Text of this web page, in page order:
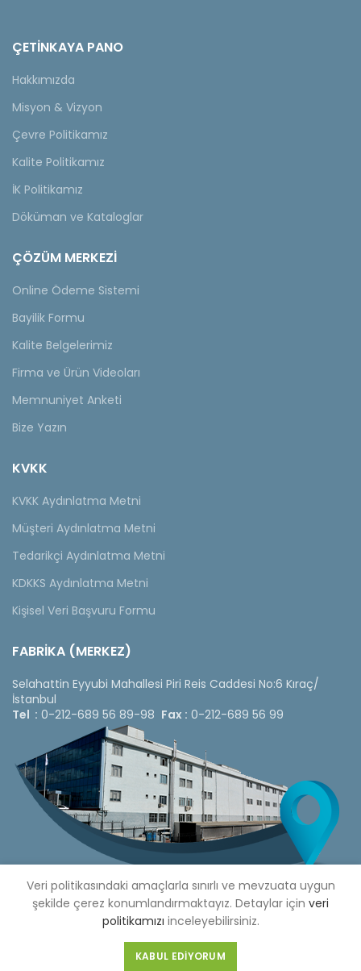
ÇETINKAYA PANO
Hakkımızda
Misyon & Vizyon
Çevre Politikamız
Kalite Politikamız
İK Politikamız
Döküman ve Kataloglar
ÇÖZÜM MERKEZİ
Online Ödeme Sistemi
Bayilik Formu
Kalite Belgelerimiz
Firma ve Ürün Videoları
Memnuniyet Anketi
Bize Yazın
KVKK
KVKK Aydınlatma Metni
Müşteri Aydınlatma Metni
Tedarikçi Aydınlatma Metni
KDKKS Aydınlatma Metni
Kişisel Veri Başvuru Formu
FABRİKA (MERKEZ)
Selahattin Eyyubi Mahallesi Piri Reis Caddesi No:6 Kıraç/
İstanbul
Tel : 0-212-689 56 89-98 Fax : 0-212-689 56 99
Copyright © 2020 Çetinkaya Pano |Çetinkaya Pano Fiyat
Listesi
Veri politikasındaki amaçlarla sınırlı ve mevzuata uygun
şekilde çerez konumlandırmaktayız. Detaylar için veri
politikamızı inceleyebilirsiniz.
KABUL EDIYORUM